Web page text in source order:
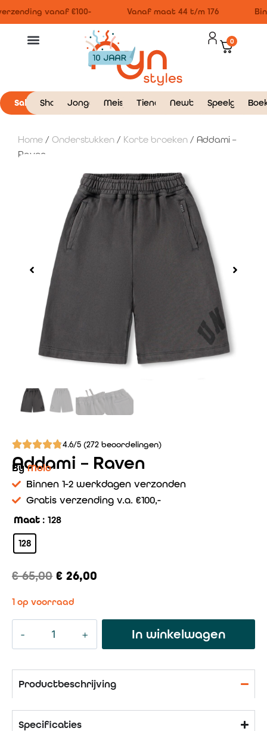
vanaf €100- Vanaf maat 44 t/m 176
0
Sale Shop JongensMeisjes Tieners NewbornSpeelgoed
Home / Onderstukken / Korte broeken / Addami –
Raven
4.6/5 (272 beoordelingen)
Addami – Raven
ByMolo
Binnen 1-2 werkdagen verzonden
Gratis verzending v.a. €100,-
Maat : 128
128
€65,00 € 26,00
1 op voorraad
In winkelwagen
Productbeschrijving
Specificaties